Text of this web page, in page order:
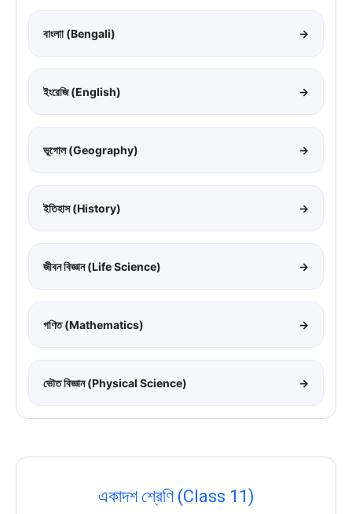
বাংলাা (Bengali) →
ইংরেজি (English) →
ভূগোল (Geography) →
ইতিহাস (History) →
জীবন বিজ্ঞান (Life Science) →
গণিত (Mathematics) →
ভৌত বিজ্ঞান (Physical Science) →
একাদশ শ্রেণি (Class 11)